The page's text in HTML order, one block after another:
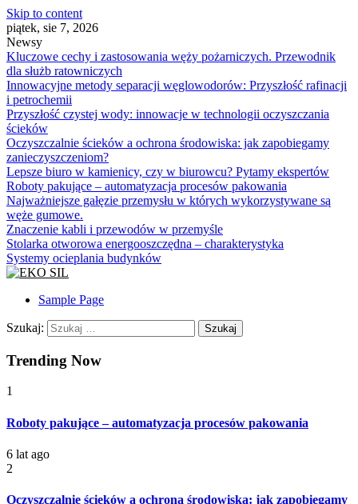
Skip to content
piątek, sie 7, 2026
Newsy
Kluczowe cechy i zastosowania węży pożarniczych. Przewodnik
dla służb ratowniczych
Innowacyjne metody separacji węglowodorów: Przyszłość rafinacji
i petrochemii
Przyszłość czystej wody: innowacje w technologii oczyszczania
ścieków
Oczyszczalnie ścieków a ochrona środowiska: jak zapobiegamy
zanieczyszczeniom?
Lepsze biuro w kamienicy, czy w biurowcu? Pytamy ekspertów
Roboty pakujące – automatyzacja procesów pakowania
Najważniejsze gałęzie przemysłu w których wykorzystywane są
węże gumowe.
Znaczenie kabli i przewodów w przemyśle
Stolarka otworowa energooszczędna – charakterystyka
Systemy ocieplania budynków
EKO SILSample Page
Szukaj:
Trending Now
1
Roboty pakujące – automatyzacja procesów pakowania
6 lat ago
2
Oczyszczalnie ścieków a ochrona środowiska: jak zapobiegamy